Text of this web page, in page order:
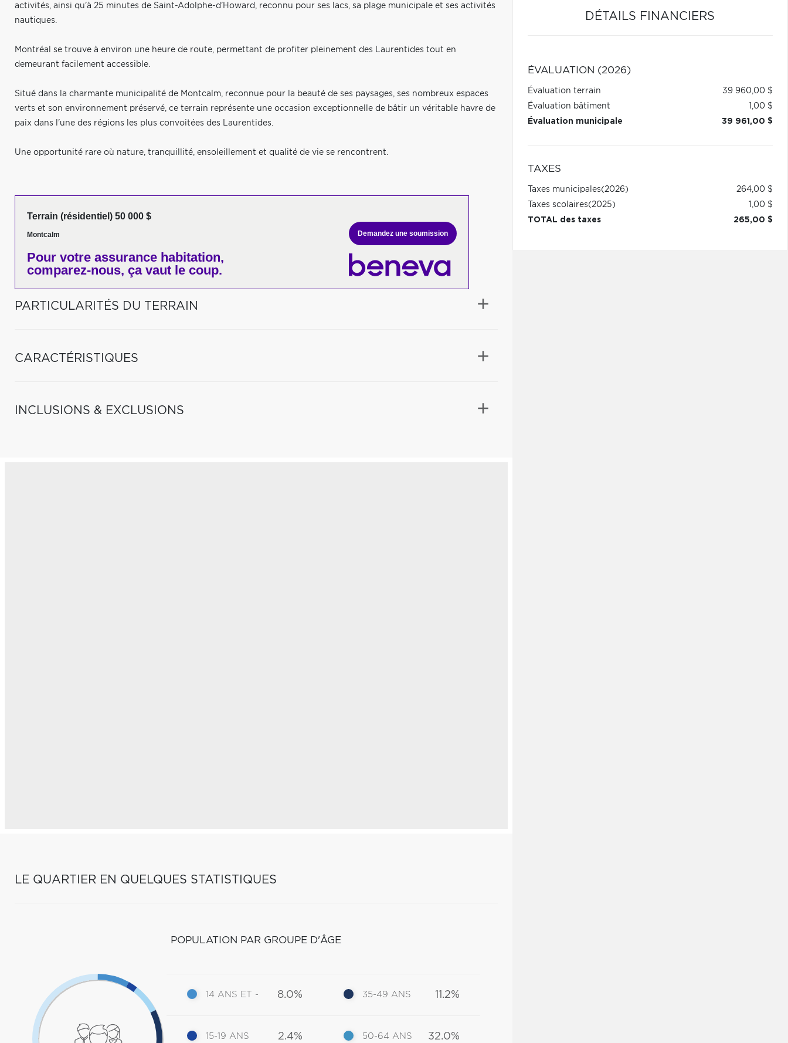
activités, ainsi qu'à 25 minutes de Saint-Adolphe-d'Howard, reconnu pour ses lacs, sa plage municipale et ses activités
nautiques.
Montréal se trouve à environ une heure de route, permettant de profiter pleinement des Laurentides tout en
demeurant facilement accessible.
Situé dans la charmante municipalité de Montcalm, reconnue pour la beauté de ses paysages, ses nombreux espaces
verts et son environnement préservé, ce terrain représente une occasion exceptionnelle de bâtir un véritable havre de
paix dans l'une des régions les plus convoitées des Laurentides.
Une opportunité rare où nature, tranquillité, ensoleillement et qualité de vie se rencontrent.
Terrain (résidentiel) 50 000 $
Montcalm
Pour votre assurance habitation,
comparez-nous, ça vaut le coup.
Demandez une soumission
PARTICULARITÉS DU TERRAIN
CARACTÉRISTIQUES
INCLUSIONS & EXCLUSIONS
LE QUARTIER EN QUELQUES STATISTIQUES
POPULATION PAR GROUPE D'ÂGE
14 ANS ET - 8.0%
15-19 ANS 2.4%
35-49 ANS 11.2%
50-64 ANS 32.0%
DÉTAILS FINANCIERS
ÉVALUATION (2026)
Évaluation terrain
39 960,00 $
Évaluation bâtiment
1,00 $
Évaluation municipale
39 961,00 $
TAXES
Taxes municipales(2026)
264,00 $
Taxes scolaires(2025)
1,00 $
TOTAL des taxes
265,00 $